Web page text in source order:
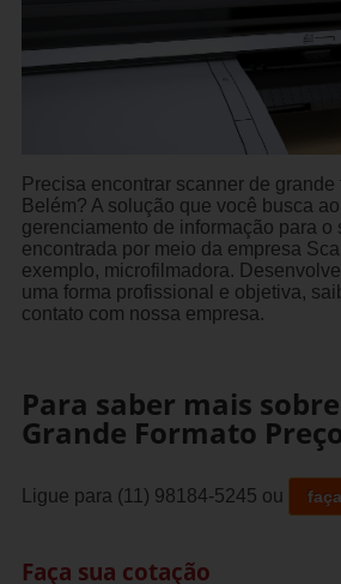
Precisa encontrar scanner de grande
Belém? A solução que você busca
gerenciamento de informação para o
encontrada por meio da empresa
exemplo, microfilmadora.
uma forma profissional e objetiva,
contato com nossa empresa.
Para saber mais
Grande Formato
Ligue para (11) 98184-5245 ou
Faça sua cotação